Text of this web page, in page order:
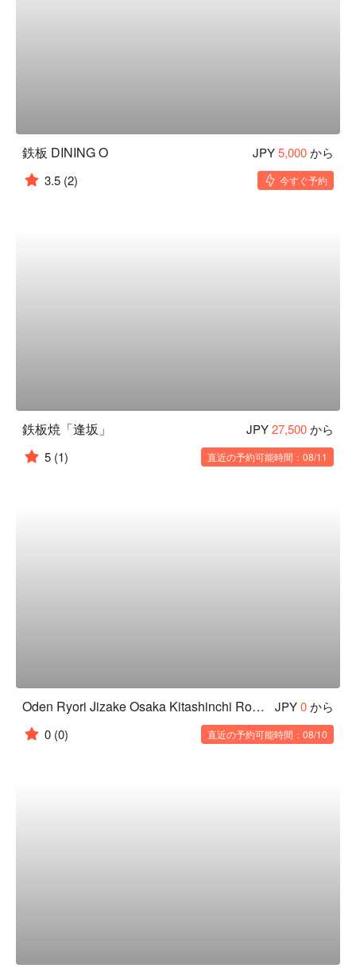
鉄板 DINING O JPY5,000から
3.5 (2) 今すぐ予約
鉄板焼「逢坂」 JPY27,500から
5 (1) 直近の予約可能時間：08/11
Oden Ryori Jizake Osaka Kitashinchi Rokken JPY0から
0 (0) 直近の予約可能時間：08/10